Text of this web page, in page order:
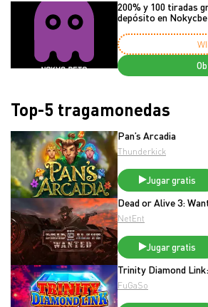
200% y 100 tiradas
depósito en
Top-5 tragamonedas
Pan’s Arcadia
Thunderkick
Jugar gratis
Dead or Alive 3:
NetEnt
Jugar gratis
Trinity Diamond
FuGaSo